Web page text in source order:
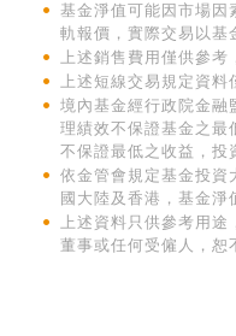
基金淨值可能因市場
軌報價，實際交易以基
上述銷售費用僅供參
上述短線交易規定資
境內基金經行政院金融
理績效不保證基金之最
不保證最低之收益，投
依金管會規定基金投資
國大陸及香港，基金
上述資料只供參考用
董事或任何受僱人，恕